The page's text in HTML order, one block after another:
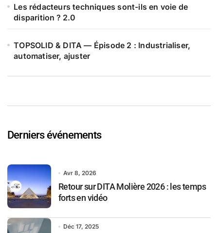
Les rédacteurs techniques sont-ils en voie de
disparition ? 2.0
TOPSOLID & DITA — Épisode 2 : Industrialiser,
automatiser, ajuster
Derniers événements
Avr 8, 2026
Retour sur DITA Molière 2026 : les temps
forts en vidéo
Déc 17, 2025